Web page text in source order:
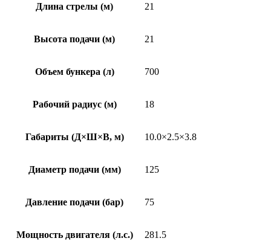
Длина стрелы (м) 21
Высота подачи (м) 21
Объем бункера (л) 700
Рабочий радиус (м) 18
Габариты (Д×Ш×В, м) 10.0×2.5×3.8
Диаметр подачи (мм) 125
Давление подачи (бар) 75
Мощность двигателя (л.с.) 281.5